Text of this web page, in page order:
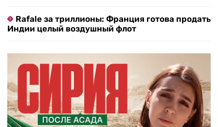
Rafale за триллионы: Франция готова продать
Индии целый воздушный флот